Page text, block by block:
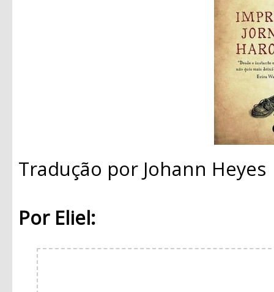
Tradução por Johann Heyes
Por Eliel: